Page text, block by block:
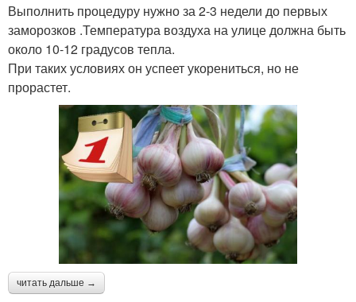
Выполнить процедуру нужно за 2-3 недели до первых
заморозков .Температура воздуха на улице должна быть
около 10-12 градусов тепла.
При таких условиях он успеет укорениться, но не
прорастет.
читать дальше →